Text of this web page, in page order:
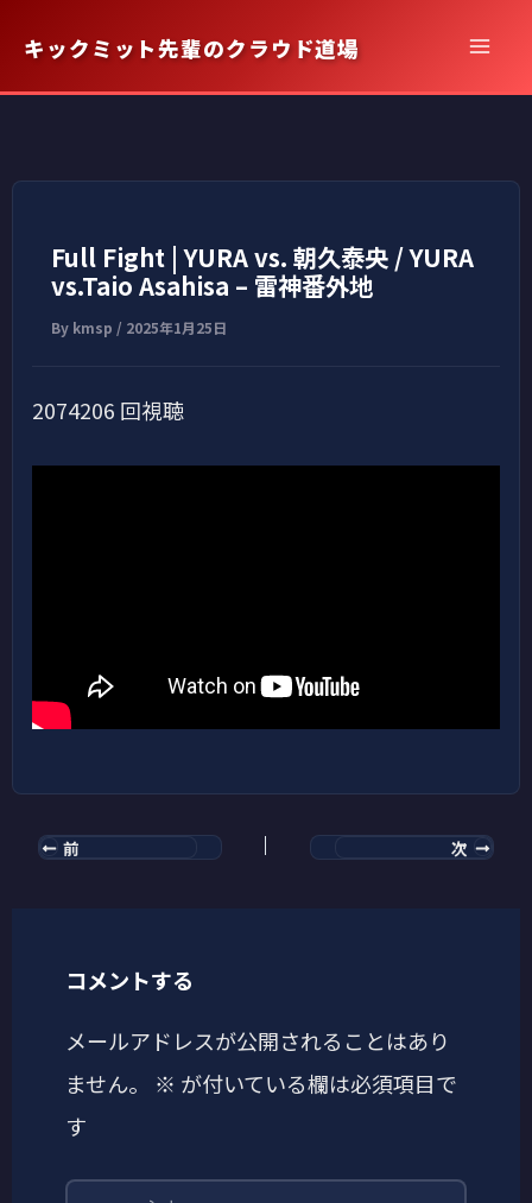
を
キ
キックミット先輩のクラウド道場
Full Fight | YURA vs. 朝久泰央 / YURA
vs.Taio Asahisa – 雷神番外地
By kmsp / 2025年1月25日
2074206 回視聴
前 次
コメントする
メールアドレスが公開されることはあり
ません。
※ が付いている欄は必須項目で
す
こ